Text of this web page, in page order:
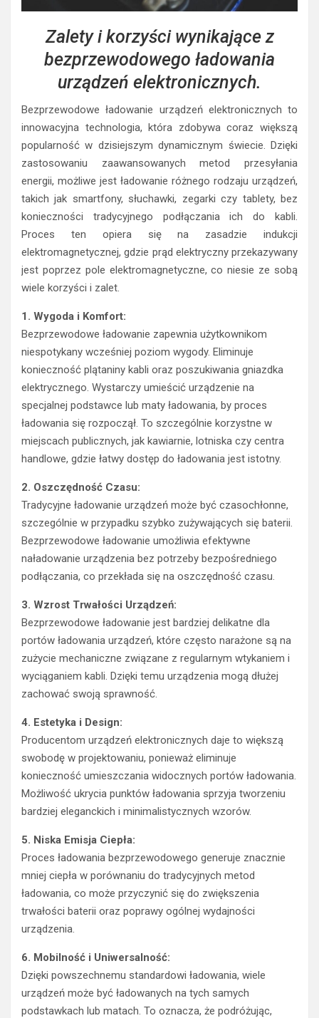
Zalety i korzyści wynikające z
bezprzewodowego ładowania
urządzeń elektronicznych.
Bezprzewodowe ładowanie urządzeń elektronicznych to
innowacyjna technologia, która zdobywa coraz większą
popularność w dzisiejszym dynamicznym świecie. Dzięki
zastosowaniu zaawansowanych metod przesyłania
energii, możliwe jest ładowanie różnego rodzaju urządzeń,
takich jak smartfony, słuchawki, zegarki czy tablety, bez
konieczności tradycyjnego podłączania ich do kabli.
Proces ten opiera się na zasadzie indukcji
elektromagnetycznej, gdzie prąd elektryczny przekazywany
jest poprzez pole elektromagnetyczne, co niesie ze sobą
wiele korzyści i zalet.
1. Wygoda i Komfort:
Bezprzewodowe ładowanie zapewnia użytkownikom
niespotykany wcześniej poziom wygody. Eliminuje
konieczność plątaniny kabli oraz poszukiwania gniazdka
elektrycznego. Wystarczy umieścić urządzenie na
specjalnej podstawce lub maty ładowania, by proces
ładowania się rozpoczął. To szczególnie korzystne w
miejscach publicznych, jak kawiarnie, lotniska czy centra
handlowe, gdzie łatwy dostęp do ładowania jest istotny.
2. Oszczędność Czasu:
Tradycyjne ładowanie urządzeń może być czasochłonne,
szczególnie w przypadku szybko zużywających się baterii.
Bezprzewodowe ładowanie umożliwia efektywne
naładowanie urządzenia bez potrzeby bezpośredniego
podłączania, co przekłada się na oszczędność czasu.
3. Wzrost Trwałości Urządzeń:
Bezprzewodowe ładowanie jest bardziej delikatne dla
portów ładowania urządzeń, które często narażone są na
zużycie mechaniczne związane z regularnym wtykaniem i
wyciąganiem kabli. Dzięki temu urządzenia mogą dłużej
zachować swoją sprawność.
4. Estetyka i Design:
Producentom urządzeń elektronicznych daje to większą
swobodę w projektowaniu, ponieważ eliminuje
konieczność umieszczania widocznych portów ładowania.
Możliwość ukrycia punktów ładowania sprzyja tworzeniu
bardziej eleganckich i minimalistycznych wzorów.
5. Niska Emisja Ciepła:
Proces ładowania bezprzewodowego generuje znacznie
mniej ciepła w porównaniu do tradycyjnych metod
ładowania, co może przyczynić się do zwiększenia
trwałości baterii oraz poprawy ogólnej wydajności
urządzenia.
6. Mobilność i Uniwersalność:
Dzięki powszechnemu standardowi ładowania, wiele
urządzeń może być ładowanych na tych samych
podstawkach lub matach. To oznacza, że podróżując,